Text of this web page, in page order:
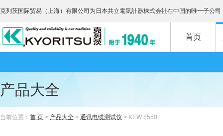
克列茨国际贸易（上海）有限公司为日本共立電気計器株式会社在中国的唯一子公司
首页
产品大全
当前位置： 首 页 > 产品大全 > 通讯电缆测试仪 > KEW 8550